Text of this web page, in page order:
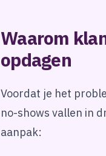
Waarom
opdagen
Voordat je het
no-shows vallen in
aanpak: